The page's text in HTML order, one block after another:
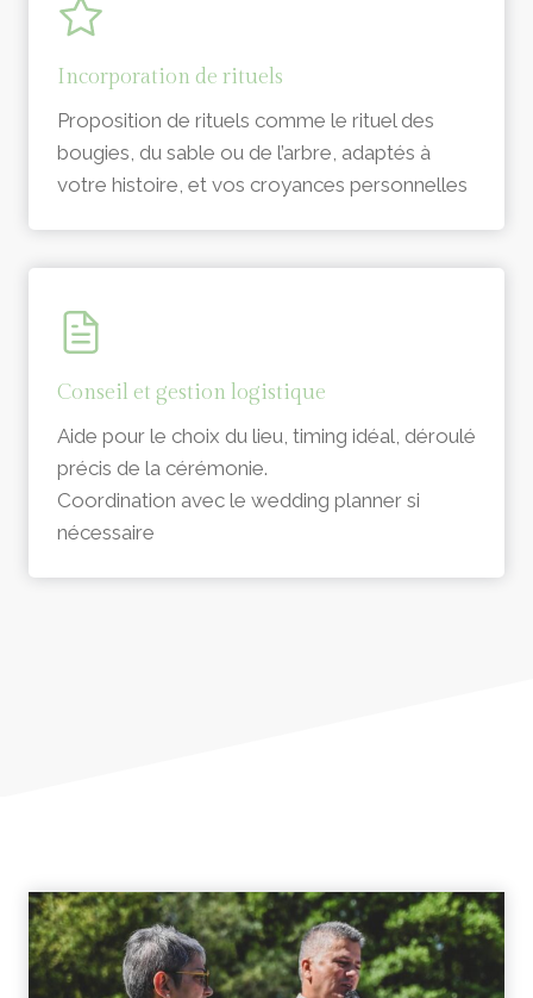
Incorporation de rituels
Proposition de rituels comme le rituel des
bougies, du sable ou de l’arbre, adaptés à
votre histoire, et vos croyances personnelles
Conseil et gestion logistique
Aide pour le choix du lieu, timing idéal, déroulé
précis de la cérémonie.
Coordination avec le wedding planner si
nécessaire